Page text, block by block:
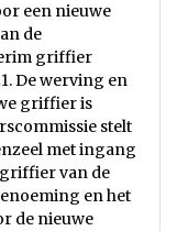
een nieuwe
de
griffier
De werving en
griffier is
stelt
met ingang
griffier van de
en het
de nieuwe